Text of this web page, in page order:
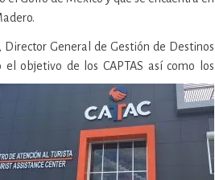
Director General de Gestión de Destinos
el objetivo de los CAPTAS así como los